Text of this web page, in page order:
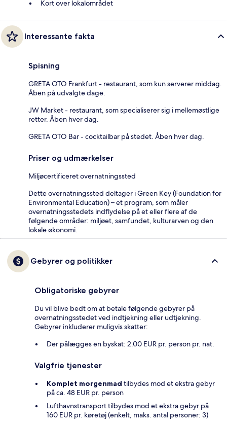
Kort over lokalområdet
Interessante fakta
Spisning
GRETA OTO Frankfurt - restaurant, som kun serverer middag.
Åben på udvalgte dage.
JW Market - restaurant, som specialiserer sig i mellemøstlige
retter. Åben hver dag.
GRETA OTO Bar - cocktailbar på stedet. Åben hver dag.
Priser og udmærkelser
Miljøcertificeret overnatningssted
Dette overnatningssted deltager i Green Key (Foundation for
Environmental Education) – et program, som måler
overnatningsstedets indflydelse på et eller flere af de
følgende områder: miljøet, samfundet, kulturarven og den
lokale økonomi.
Gebyrer og politikker
Obligatoriske gebyrer
Du vil blive bedt om at betale følgende gebyrer på
overnatningsstedet ved indtjekning eller udtjekning.
Gebyrer inkluderer muligvis skatter:
Der pålægges en byskat: 2.00 EUR pr. person pr. nat.
Valgfrie tjenester
Komplet morgenmad tilbydes mod et ekstra gebyr
på ca. 48 EUR pr. person
Lufthavnstransport tilbydes mod et ekstra gebyr på
160 EUR pr. køretøj (enkelt, maks. antal personer: 3)